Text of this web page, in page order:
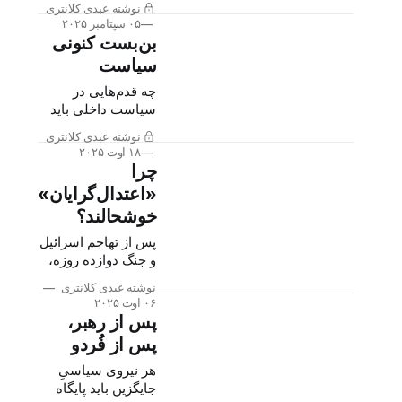
ارز، نان، دارو، و امید
به نوری در انتهای
تونل.
کمبود آب و برق، و
تورم افسار گسیخته
خشم اجتماعی را به
اوجی بی‌سابقه
رسانده، اجتماع
عظیم مردم در قلب
چیزی فراتر از
موسیقی باشد؛
می‌توانست جرقه‌ی
یک شورش خیابانی
بشود.
نوشته عبدی کلانتری
۰۵ سپتامبر ۲۰۲۵
بن‌بست کنونی
سیاست
چه قدم‌هایی در
سیاست داخلی باید
برداشته شود تا ما به
ورطه‌ی تهاجم نظامی
از خارج، کودتا، جنگ
داخلی، و فروپاشی
اقتصادی و
زیست‌محیطی
درنغلطیم؟
نوشته عبدی کلانتری
۱۸ اوت ۲۰۲۵
چرا
«اعتدال‌گرایان»
خوشحالند؟
پس از تهاجم اسرائیل
و جنگ دوازده روزه،
علنی صحبت از
ضرورت تغییر
«پارادایم حکمرانی»
می‌کنند. «پارادایم»ای
که باید تغییر کند
ولایت فقیه و
نوشته عبدی کلانتری
۰۶ اوت ۲۰۲۵
پس از رهبر،
پس از فُردو
هر نیروی سیاسیِ
جایگزین باید پایگاه